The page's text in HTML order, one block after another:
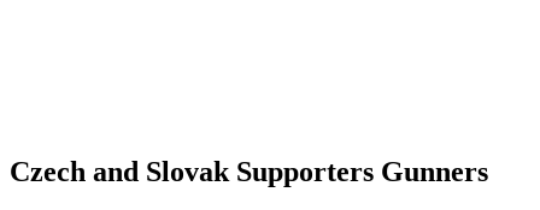
Czech and Slovak Supporters Gunners